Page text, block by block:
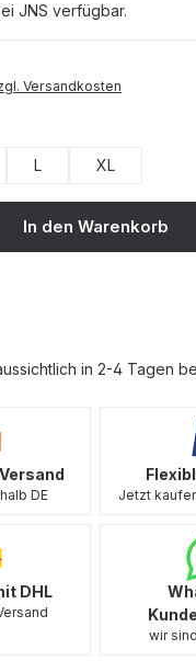
JNS verfügbar.
Versandkosten
in 2-4 Tagen
L XL
In den Warenkorb
DE Jetzt
DHL
wir